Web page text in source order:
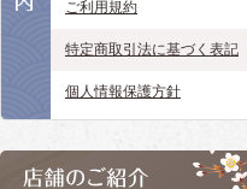
ご利用規約
特定商取引法に基づく表記
個人情報保護方針